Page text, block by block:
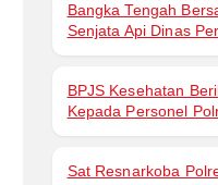
Bangka Tengah
Senjata Api Dinas
BPJS Kesehatan
Kepada Personel
Sat Resnarkoba